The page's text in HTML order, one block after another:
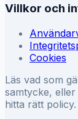
Villkor och
Cookies
Läs vad som
samtycke,
hitta rätt policy.